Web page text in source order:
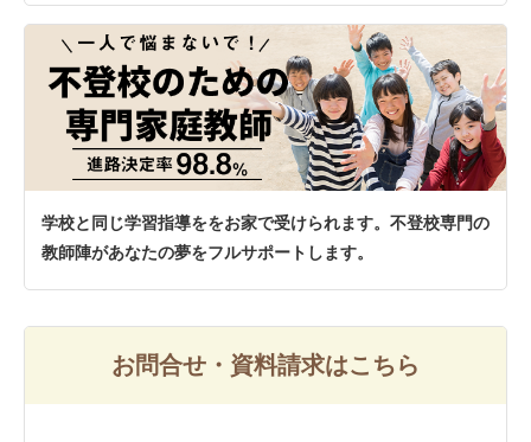
学校と同じ学習指導ををお家で受けられます。不登校専門の
教師陣があなたの夢をフルサポートします。
お問合せ・資料請求はこちら